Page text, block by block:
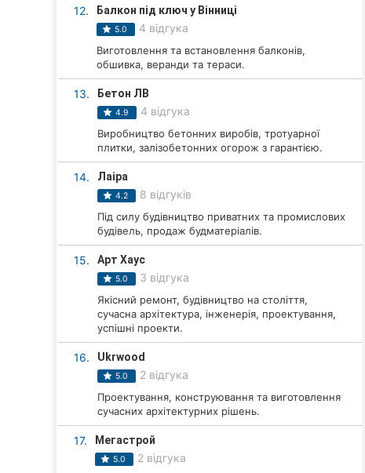
12. Балкон під ключ у Вінниці
5.0 4 відгука
Виготовлення та встановлення балконів,
обшивка, веранди та тераси.
13. Бетон ЛВ
4.9 4 відгука
Виробництво бетонних виробів, тротуарної
плитки, залізобетонних огорож з гарантією.
14. Лаіра
4.2 8 відгуків
Під силу будівництво приватних та промислових
будівель, продаж будматеріалів.
15. Арт Хаус
5.0 3 відгука
Якісний ремонт, будівництво на століття,
сучасна архітектура, інженерія, проектування,
успішні проекти.
16. Ukrwood
5.0 2 відгука
Проектування, конструювання та виготовлення
сучасних архітектурних рішень.
17. Мегастрой
5.0 2 відгука